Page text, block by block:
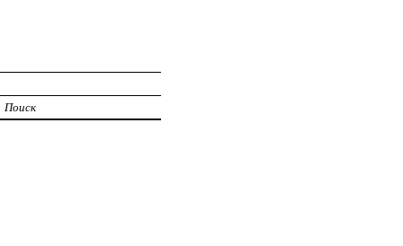
Поиск